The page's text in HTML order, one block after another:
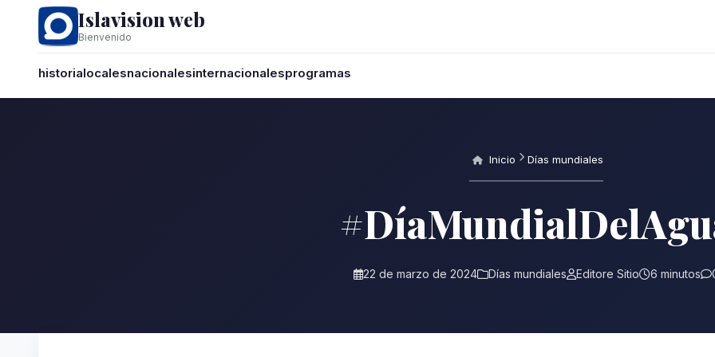
Islavision web
Bienvenido
historialocalesnacionalesinternacionalesprogramas
Inicio Días mundiales
22 de marzo de 2024 Días mundiales Editore Sitio 6 minutos